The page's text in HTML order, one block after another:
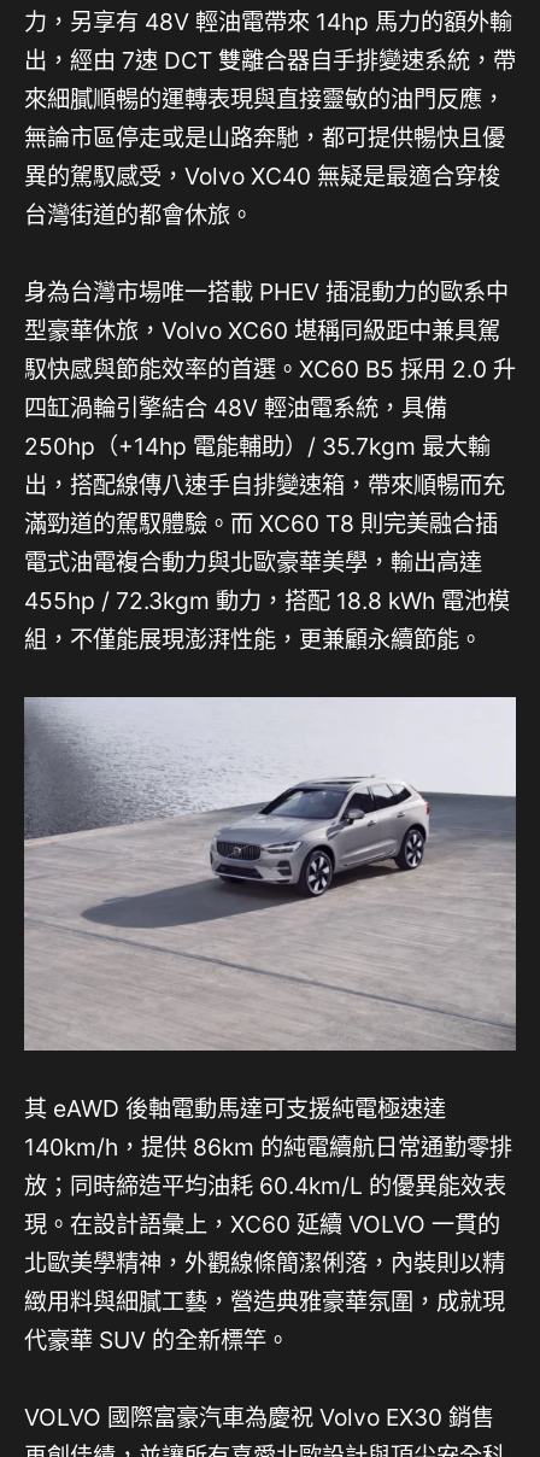
力，另享有 48V 輕油電帶來 14hp 馬力的額外輸
出，經由 7速 DCT 雙離合器自手排變速系統，帶
來細膩順暢的運轉表現與直接靈敏的油門反應，
無論市區停走或是山路奔馳，都可提供暢快且優
異的駕馭感受，Volvo XC40 無疑是最適合穿梭
台灣街道的都會休旅。
身為台灣市場唯一搭載 PHEV 插混動力的歐系中
型豪華休旅，Volvo XC60 堪稱同級距中兼具駕
馭快感與節能效率的首選。XC60 B5 採用 2.0 升
四缸渦輪引擎結合 48V 輕油電系統，具備
250hp（+14hp 電能輔助）/ 35.7kgm 最大輸
出，搭配線傳八速手自排變速箱，帶來順暢而充
滿勁道的駕馭體驗。而 XC60 T8 則完美融合插
電式油電複合動力與北歐豪華美學，輸出高達
455hp / 72.3kgm 動力，搭配 18.8 kWh 電池模
組，不僅能展現澎湃性能，更兼顧永續節能。
其 eAWD 後軸電動馬達可支援純電極速達
140km/h，提供 86km 的純電續航日常通勤零排
放；同時締造平均油耗 60.4km/L 的優異能效表
現。在設計語彙上，XC60 延續 VOLVO 一貫的
北歐美學精神，外觀線條簡潔俐落，內裝則以精
緻用料與細膩工藝，營造典雅豪華氛圍，成就現
代豪華 SUV 的全新標竿。
VOLVO 國際富豪汽車為慶祝 Volvo EX30 銷售